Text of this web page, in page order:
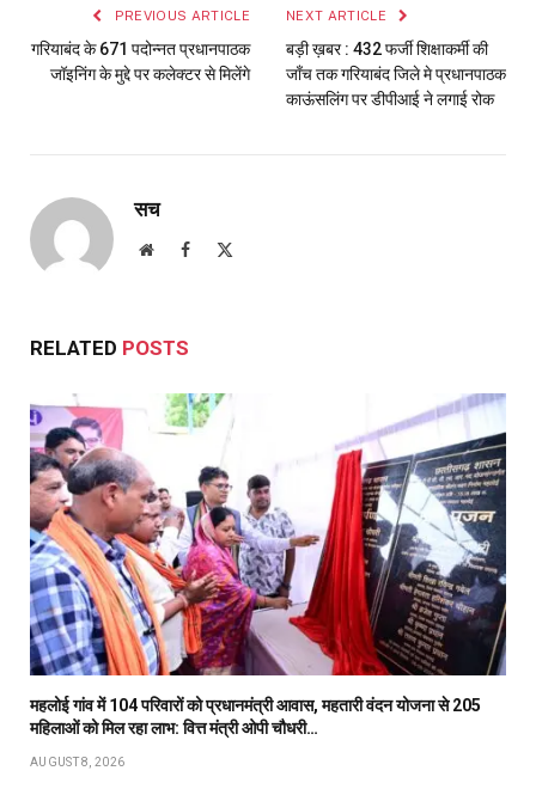
PREVIOUS ARTICLE
गरियाबंद के 671 पदोन्नत प्रधानपाठक
जॉइनिंग के मुद्दे पर कलेक्टर से मिलेंगे
NEXT ARTICLE
बड़ी ख़बर : 432 फर्जी शिक्षाकर्मी की
जाँच तक गरियाबंद जिले मे प्रधानपाठक
काऊंसलिंग पर डीपीआई ने लगाई रोक
सच
WebsiteFacebook
RELATED POSTS
महलोई गांव में 104 परिवारों को प्रधानमंत्री आवास, महतारी वंदन योजना से 205
महिलाओं को मिल रहा लाभ: वित्त मंत्री ओपी चौधरी…
AUGUST 8, 2026